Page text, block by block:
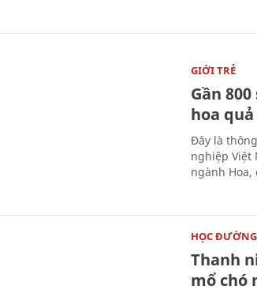
GIỚI TRẺ
Gần
hoa
Đây là
nghiệp Việt
ngành Hoa,
HỌC ĐƯỜNG
Thanh
mổ chó